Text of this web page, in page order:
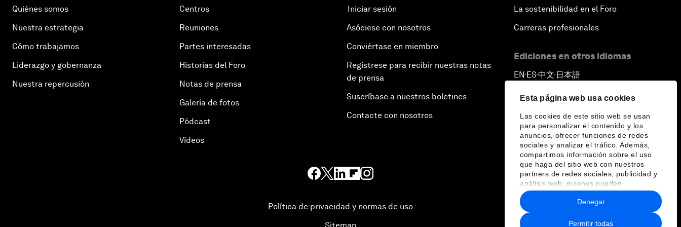
Esta página web usa cookies
Las cookies de este sitio web se usan
para personalizar el contenido y los
anuncios, ofrecer funciones de redes
sociales y analizar el tráfico. Además,
compartimos información sobre el uso
que haga del sitio web con nuestros
partners de redes sociales, publicidad y
análisis web, quienes pueden
combinarla con otra información que les
haya proporcionado o que hayan
recopilado a partir del uso que haya
hecho de sus servicios.
Permitir todas
Denegar
Quiénes somos
Nuestra estrategia
Cómo trabajamos
Liderazgo y gobernanza
Nuestra repercusión
Centros
Reuniones
Partes interesadas
Historias del Foro
Notas de prensa
Galería de fotos
Pódcast
Vídeos
Iniciar sesión
Asóciese con nosotros
Conviértase en miembro
Regístrese para recibir nuestras notas
de prensa
Suscríbase a nuestros boletines
Contacte con nosotros
La sostenibilidad en el Foro
Carreras profesionales
Ediciones en otros idiomas
EN ▪ ES▪中文▪ 日本語
Política de privacidad y normas de uso